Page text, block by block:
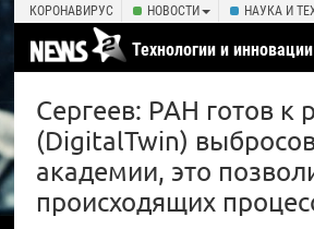
КОРОНАВИРУС НОВОСТИ НАУКА И
Технологии и инновации
Сергеев: РАН готов к
(DigitalTwin)
академии, это
происходящих